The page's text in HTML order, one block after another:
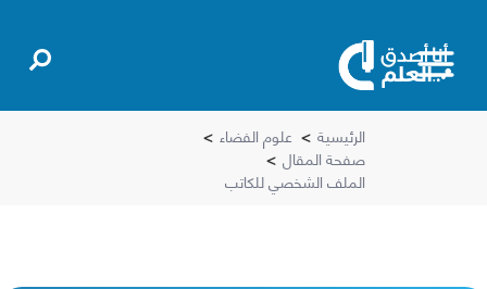
الرئيسية > علوم الفضاء >
صفحة المقال >
الملف الشخصي للكاتب